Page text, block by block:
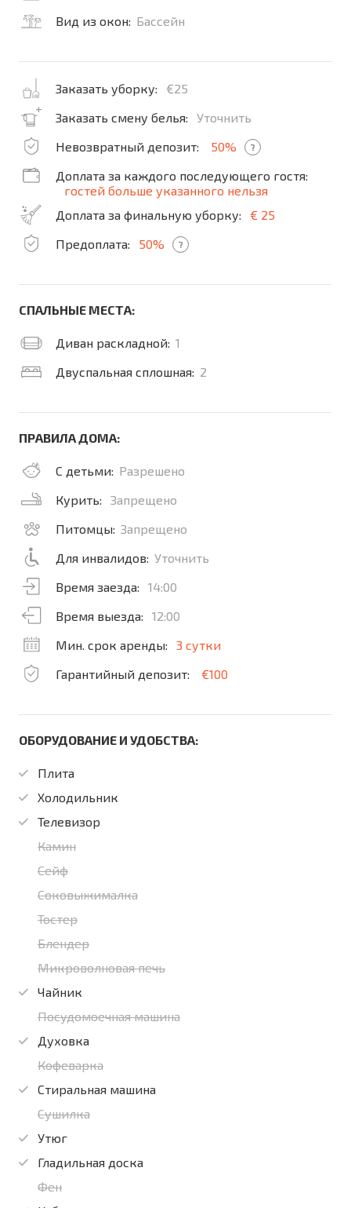
Вид из окон: Бассейн
Заказать уборку:
€25
Заказать смену белья:
Уточнить
Невозвратный депозит:
50% ?
Доплата за каждого последующего гостя:
гостей больше указанного нельзя
Доплата за финальную уборку:
€ 25
Предоплата:
50% ?
СПАЛЬНЫЕ МЕСТА:
Диван раскладной: 1
Двуспальная сплошная: 2
ПРАВИЛА ДОМА:
С детьми: Разрешено
Курить:
Запрещено
Питомцы: Запрещено
Для инвалидов: Уточнить
Время заезда:
14:00
Время выезда:
12:00
Мин. срок аренды:
3 сутки
Гарантийный депозит:
€100
ОБОРУДОВАНИЕ И УДОБСТВА:
Плита
Холодильник
Телевизор
Камин
Сейф
Соковыжималка
Тостер
Блендер
Микроволновая печь
Чайник
Посудомоечная машина
Духовка
Кофеварка
Стиральная машина
Сушилка
Утюг
Гладильная доска
Фен